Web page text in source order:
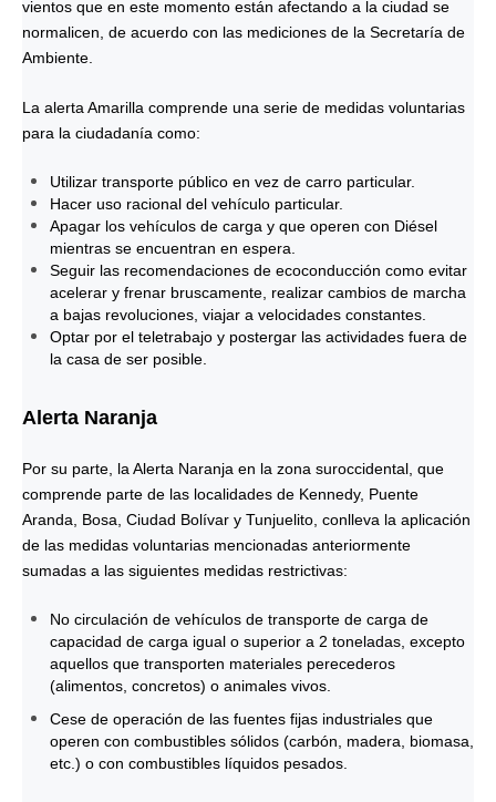
vientos que en este momento están afectando a la ciudad se
normalicen, de acuerdo con las mediciones de la Secretaría de
Ambiente.
La alerta Amarilla comprende una serie de medidas voluntarias
para la ciudadanía como:
Utilizar transporte público en vez de carro particular.
Hacer uso racional del vehículo particular.
Apagar los vehículos de carga y que operen con Diésel
mientras se encuentran en espera.
Seguir las recomendaciones de ecoconducción como evitar
acelerar y frenar bruscamente, realizar cambios de marcha
a bajas revoluciones, viajar a velocidades constantes.
Optar por el teletrabajo y postergar las actividades fuera de
la casa de ser posible.
Alerta Naranja
Por su parte, la Alerta Naranja en la zona suroccidental, que
comprende parte de las localidades de Kennedy, Puente
Aranda, Bosa, Ciudad Bolívar y Tunjuelito, conlleva la aplicación
de las medidas voluntarias mencionadas anteriormente
sumadas a las siguientes medidas restrictivas:
No circulación de vehículos de transporte de carga de
capacidad de carga igual o superior a 2 toneladas, excepto
aquellos que transporten materiales perecederos
(alimentos, concretos) o animales vivos.
Cese de operación de las fuentes fijas industriales que
operen con combustibles sólidos (carbón, madera, biomasa,
etc.) o con combustibles líquidos pesados.